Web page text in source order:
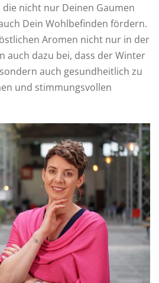
nicht nur Deinen Gaumen
Dein Wohlbefinden fördern.
Aromen nicht nur in der
auch dazu bei, dass der Winter
auch gesundheitlich zu
und stimmungsvollen